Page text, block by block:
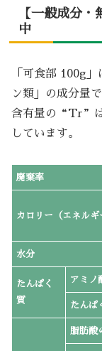
【一般成分
中
「可食部 100g
ン類」の成分量で
含有量の“Tr”
しています。
廃棄率
カロリー（エネルギ
水分
たんぱく
質
アミノ
たんぱ
脂肪酸